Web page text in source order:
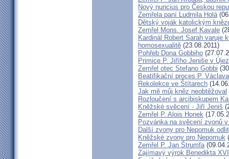
Nový nuncius pro Českou
Zemřela paní Ludmila Holá
Dětský voják katolickým
Zemřel Mons. Josef Kavale
Kardinál Robert Sarah varuje
homosexualitě (23.08.2011)
Pohřeb Dona Gobbiho
Primice P. Jiřího Jeniše v
Zemřel otec Stefano Gobbi
Beatifikační proces P.
Rekolekce ve Štítarech
Jak mě můj kněz neobtěžoval
Rozloučení s arcibiskupem
Kněžské svěcení - Jiří Jeniš
Zemřel P. Alois Honek
Pozvánka na svěcení zvonů
Další zvony pro Nepomuk
Kněžské zvony pro Nepomuk
Zemřel P. Jan Štrumfa
Zajímavý výrok Benedikta